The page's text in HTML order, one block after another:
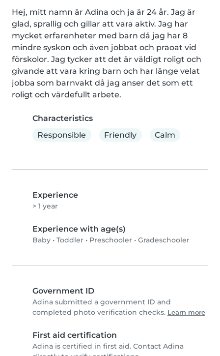
Hej, mitt namn är Adina och ja är 24 år. Jag är
glad, sprallig och gillar att vara aktiv. Jag har
mycket erfarenheter med barn då jag har 8
mindre syskon och även jobbat och praoat vid
förskolor. Jag tycker att det är väldigt roligt och
givande att vara kring barn och har länge velat
jobba som barnvakt då jag anser det som ett
roligt och värdefullt arbete.
Characteristics
Responsible
Friendly Calm
Experience
> 1 year
Experience with age(s)
Baby • Toddler • Preschooler • Gradeschooler
Government ID
Adina submitted a government ID and
completed photo verification checks. Learn more
First aid certification
Adina is certified in first aid. Contact Adina